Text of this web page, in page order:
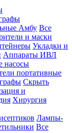
Амбу Все
и маски
Укладки и
Аппараты ИВЛ
насосы
портативные
Скрыть
и
Хирургия
Лампы-
Все